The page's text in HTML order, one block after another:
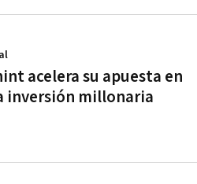
acelera su apuesta en
inversión millonaria